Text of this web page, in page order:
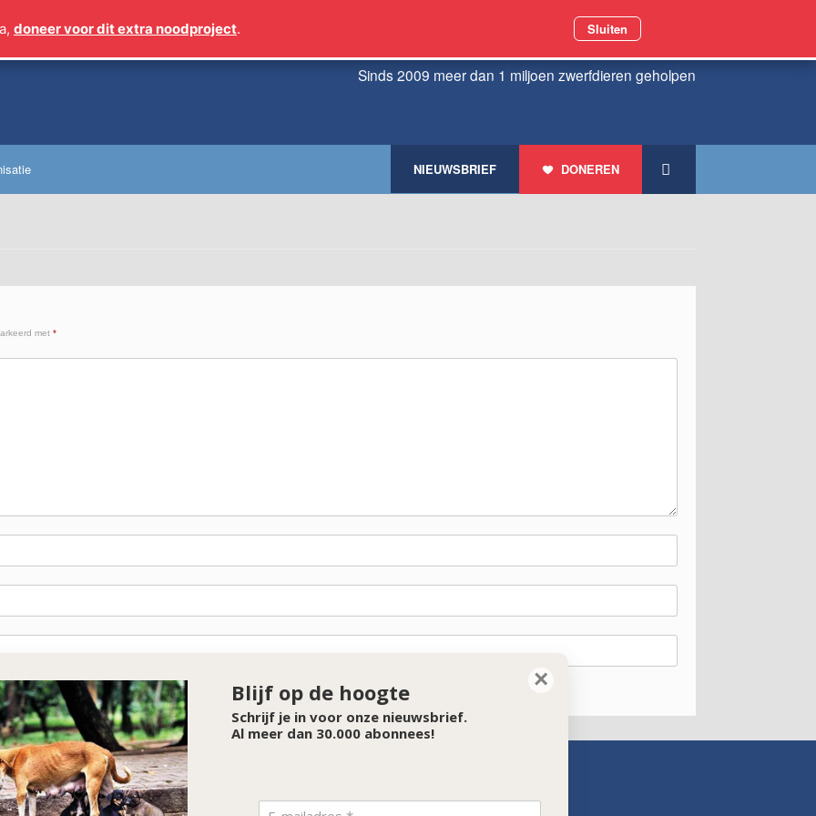
Sinds 2009 meer dan 1 miljoen zwerfdieren geholpen
DONEREN
NIEUWSBRIEF
met *
SPONSOR VAN DE MAAND
doneer voor dit extra noodproject. Sluiten
×
Blijf op de hoogte
Schrijf je in voor onze nieuwsbrief.
Al meer dan 30.000 abonnees!